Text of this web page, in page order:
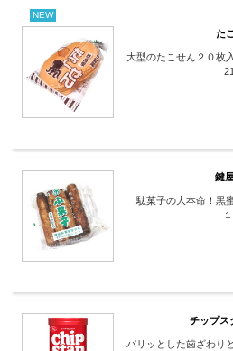
NEW
た
大型のたこせん２０枚
鍵
駄菓子の大本命！黒
チップス
パリッとした歯ざわり